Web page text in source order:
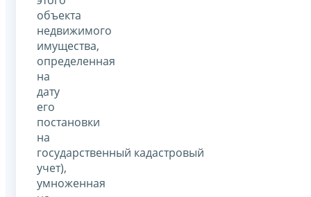
объекта
недвижимого
имущества,
определенная
на
дату
его
постановки
на
государственный кадастровый
учет),
умноженная